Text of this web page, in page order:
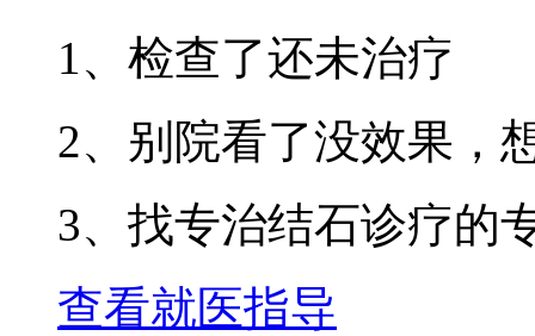
1、检查了还未治疗
2、别院看了没效果，
3、找专治结石诊疗的
查看就医指导